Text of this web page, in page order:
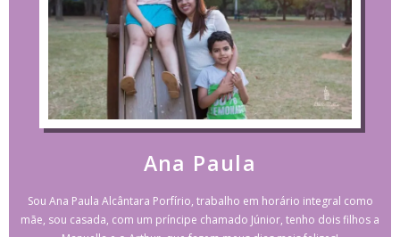
Ana Paula
Sou Ana Paula Alcântara Porfírio, trabalho em horário integral como
mãe, sou casada, com um príncipe chamado Júnior, tenho dois filhos a